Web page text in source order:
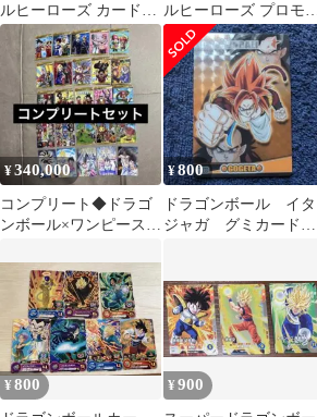
ルヒーローズ カード2
枚+シールセット
ルヒーローズ プロモー
ションカード まとめ
売り
¥340,000
コンプリート◆ドラゴ
ンボール×ワンピース
念グミカード】
¥800
ドラゴンボール イタ
ジャガ グミカード
¥800 ¥900